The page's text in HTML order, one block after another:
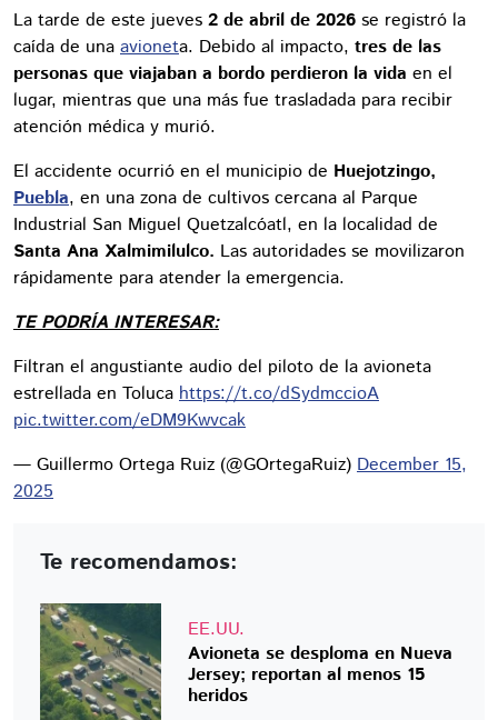
La tarde de este jueves 2 de abril de 2026 se registró la
caída de una avioneta. Debido al impacto, tres de las
personas que viajaban a bordo perdieron la vida en el
lugar, mientras que una más fue trasladada para recibir
atención médica y murió.
El accidente ocurrió en el municipio de Huejotzingo,
Puebla, en una zona de cultivos cercana al Parque
Industrial San Miguel Quetzalcóatl, en la localidad de
Santa Ana Xalmimilulco. Las autoridades se movilizaron
rápidamente para atender la emergencia.
TE PODRÍA INTERESAR:
Filtran el angustiante audio del piloto de la avioneta
estrellada en Toluca https://t.co/dSydmccioA
pic.twitter.com/eDM9Kwvcak
— Guillermo Ortega Ruiz (@GOrtegaRuiz) December 15,
2025
Te recomendamos:
EE.UU.
Avioneta se desploma en Nueva
Jersey; reportan al menos 15
heridos